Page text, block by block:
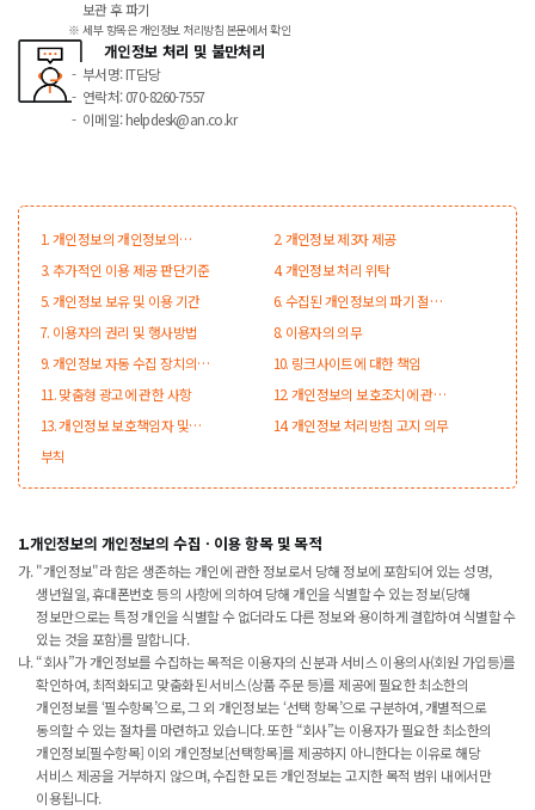
보관 후 파기
세부 항목은 개인정보 처리방침 본문에서 확인
개인정보 처리 및 불만처리
부서명: IT담당
연락처: 070-8260-7557
이메일: helpdesk@an.co.kr
1. 개인정보의 개인정보의
2. 개인정보 제3자 제공
3. 추가적인 이용 제공 판단기준
4. 개인정보 처리 위탁
5. 개인정보 보유 및 이용 기간
6. 수집된 개인정보의 파기 절차
7. 이용자의 권리 및 행사방법
8. 이용자의 의무
9. 개인정보 자동 수집 장치의
10. 링크사이트에 대한 책임
11. 맞춤형 광고에 관한 사항
12. 개인정보의 보호조치에 관한
13. 개인정보 보호책임자 및
열람 청구 담당 부서
14. 개인정보 처리방침 고지 의무
부칙
1.개인정보의 개인정보의 수집ㆍ이용 항목 및 목적
"개인정보"라 함은 생존하는 개인에 관한 정보로서 당해 정보에 포함되어 있는 성명,
생년월일, 휴대폰번호 등의 사항에 의하여 당해 개인을 식별할 수 있는 정보(당해
정보만으로는 특정 개인을 식별할 수 없더라도 다른 정보와 용이하게 결합하여 식별할 수
있는 것을 포함)를 말합니다.
“회사”가 개인정보를 수집하는 목적은 이용자의 신분과 서비스 이용의사(회원 가입등)를
확인하여, 최적화되고 맞춤화된 서비스(상품 주문 등)를 제공에 필요한 최소한의
개인정보를 ‘필수항목’으로, 그 외 개인정보는 ‘선택 항목’으로 구분하여, 개별적으로
동의할 수 있는 절차를 마련하고 있습니다. 또한 “회사”는 이용자가 필요한 최소한의
개인정보[필수항목] 이외 개인정보[선택항목]를 제공하지 아니한다는 이유로 해당
서비스 제공을 거부하지 않으며, 수집한 모든 개인정보는 고지한 목적 범위 내에서만
이용됩니다.